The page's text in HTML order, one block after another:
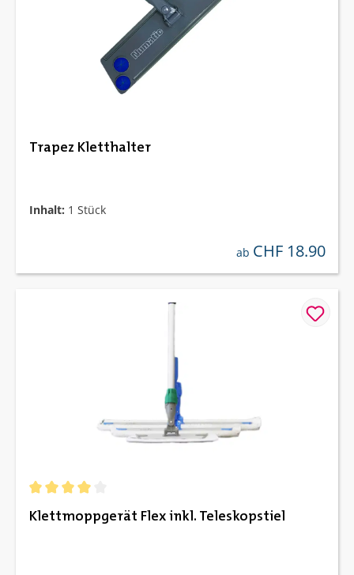
Trapez Kletthalter
Inhalt: 1 Stück
regulärer preis:
ab CHF 18.90
Klettmoppgerät Flex inkl. Teleskopstiel